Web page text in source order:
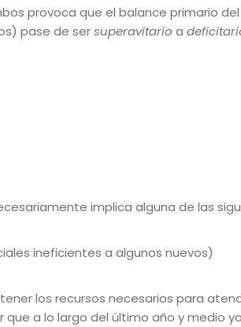
provoca que el balance primario
pase de sersuperavitario a
implica alguna de las
ineficientes a algunos nuevos)
los recursos necesarios para
a lo largo del último año y medio